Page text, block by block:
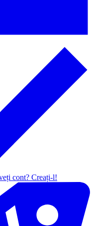
cont? Creați-l!